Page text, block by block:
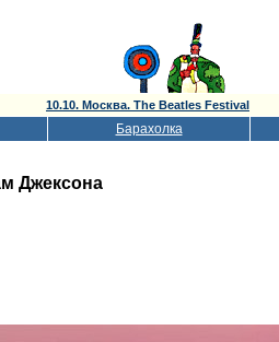
10.10. Москва. The Beatles Festival
Барахолка
Джексона